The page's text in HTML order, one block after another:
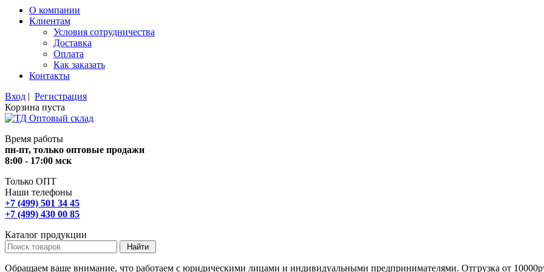
О компании
Клиентам
Условия сотрудничества
Доставка
Оплата
Как заказать
Контакты
Вход | Регистрация
Корзина пуста
Время работы
пн-пт, только оптовые продажи
8:00 - 17:00 мск
Только ОПТ
Наши телефоны
+7 (499) 501 34 45
+7 (499) 430 00 85
Каталог продукции
Обращаем ваше внимание, что работаем с юридическими лицами и индивидуальными предпринимателями. Отгрузка от